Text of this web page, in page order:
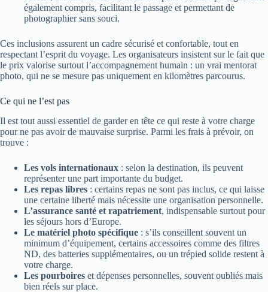
également compris, facilitant le passage et permettant de
photographier sans souci.
Ces inclusions assurent un cadre sécurisé et confortable, tout en
respectant l’esprit du voyage. Les organisateurs insistent sur le fait que
le prix valorise surtout l’accompagnement humain : un vrai mentorat
photo, qui ne se mesure pas uniquement en kilomètres parcourus.
Ce qui ne l’est pas
Il est tout aussi essentiel de garder en tête ce qui reste à votre charge
pour ne pas avoir de mauvaise surprise. Parmi les frais à prévoir, on
trouve :
Les vols internationaux : selon la destination, ils peuvent
représenter une part importante du budget.
Les repas libres : certains repas ne sont pas inclus, ce qui laisse
une certaine liberté mais nécessite une organisation personnelle.
L’assurance santé et rapatriement, indispensable surtout pour
les séjours hors d’Europe.
Le matériel photo spécifique : s’ils conseillent souvent un
minimum d’équipement, certains accessoires comme des filtres
ND, des batteries supplémentaires, ou un trépied solide restent à
votre charge.
Les pourboires et dépenses personnelles, souvent oubliés mais
bien réels sur place.